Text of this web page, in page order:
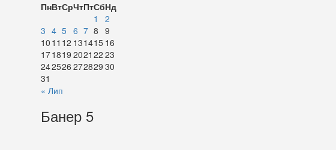
ПнВтСрЧтПтСбНд
1
2
3 4 5 6 7 8 9
10 11 12 131415 16
171819 2021 22 23
242526 272829 30
31
« Лип
Банер 5